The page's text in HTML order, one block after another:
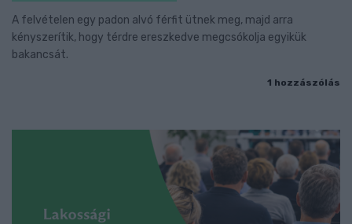
A felvételen egy padon alvó férfit ütnek meg, majd arra
kényszerítik, hogy térdre ereszkedve megcsókolja egyikük
bakancsát.
1 hozzászólás